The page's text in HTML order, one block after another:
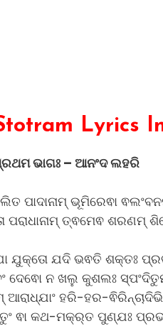
Lyrics
ଭାଗଃ – ଆନଂଦ ଲହରି
ପାଦାନାମ୍ ଭୂମିରେଵା
ପରାଧାନାମ୍ ତ୍ଵମେଵ ଶରଣମ୍
ଯୁକ୍ତୋ ଯଦି ଭଵତି ଶକ୍ତଃ
ଦେଵୋ ନ ଖଲୁ କୁଶଲଃ
ଆରାଧ୍ଯାଂ ହରି-ହର-
ଵା କଥ-ମକ୍ର୍ତ ପୁଣ୍ଯଃ